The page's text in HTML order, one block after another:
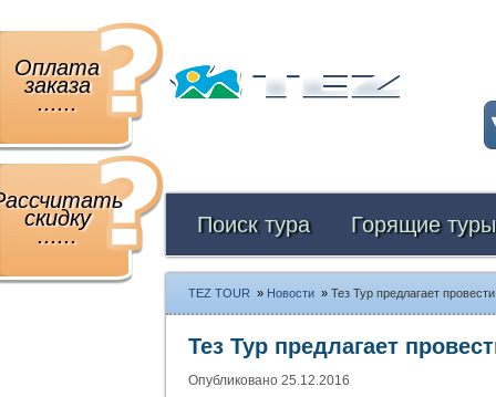
Оплата
заказа
......
скидку
...... Поиск тура Горящие туры
TEZ TOUR » Новости » Тез Тур предлагает
Тез Тур предлагает
Опубликовано 25.12.2016